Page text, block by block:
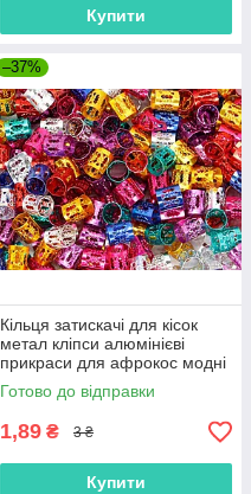
Купити
–37%
Кільця затискачі для кісок
метал кліпси алюмінієві
прикраси для афрокос модні
аксесуари для зачісок дред
Готово до відправки
1,89 ₴ 3 ₴
Купити